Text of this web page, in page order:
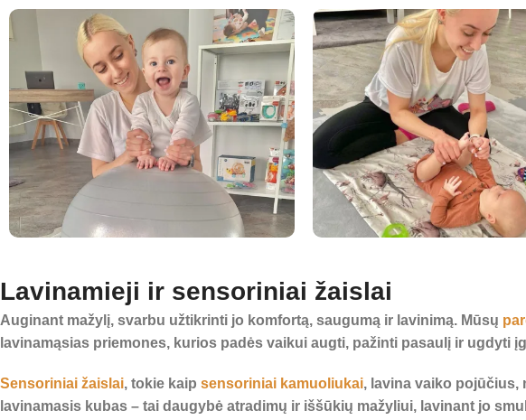
Lavinamieji ir sensoriniai žaislai
Auginant mažylį, svarbu užtikrinti jo komfortą, saugumą ir lavinimą. Mūsų
lavinamąsias priemones, kurios padės vaikui augti, pažinti pasaulį ir ugdyti
Sensoriniai žaislai, tokie kaip sensoriniai kamuoliukai, lavina vaiko pojūčius,
lavinamasis kubas – tai daugybė atradimų ir iššūkių mažyliui, lavinant jo